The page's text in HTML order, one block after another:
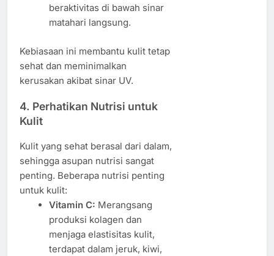
beraktivitas di bawah sinar
matahari langsung.
Kebiasaan ini membantu kulit tetap
sehat dan meminimalkan
kerusakan akibat sinar UV.
4. Perhatikan Nutrisi untuk
Kulit
Kulit yang sehat berasal dari dalam,
sehingga asupan nutrisi sangat
penting. Beberapa nutrisi penting
untuk kulit:
Vitamin C: Merangsang
produksi kolagen dan
menjaga elastisitas kulit,
terdapat dalam jeruk, kiwi,